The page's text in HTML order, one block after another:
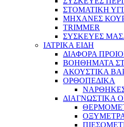
ΣΤΟΜΑΤΙΚΗ
ΜΗΧΑΝΕΣ
TRIMMER
ΣΥΣΚΕΥΕΣ
ΙΑΤΡΙΚΑ ΕΙΔΗ
ΔΙΑΦΟΡΑ
ΒΟΗΘΗΜΑΤΑ
ΑΚΟΥΣΤΙΚΑ
ΟΡΘΟΠΕΔΙΚΑ
ΔΙΑΓΝΩΣΤΙΚΑ